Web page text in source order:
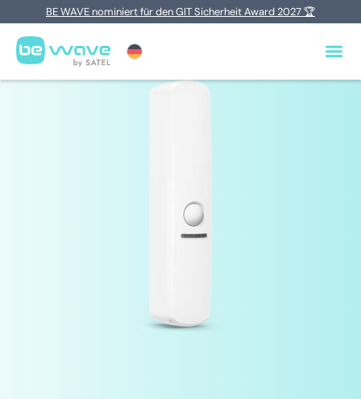
BE WAVE nominiert für den GIT Sicherheit Award 2027 🏆